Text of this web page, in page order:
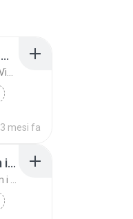
ไม่มีใครรู้ตัวเรา– UNHEARD MUSIC 🖤| Official Lyric Video | เพลงสู้ชีวิต
3 mesi fa
Big Boom - DJ.ILHAM (Lyrics) "big boom in the room i go kaboom"